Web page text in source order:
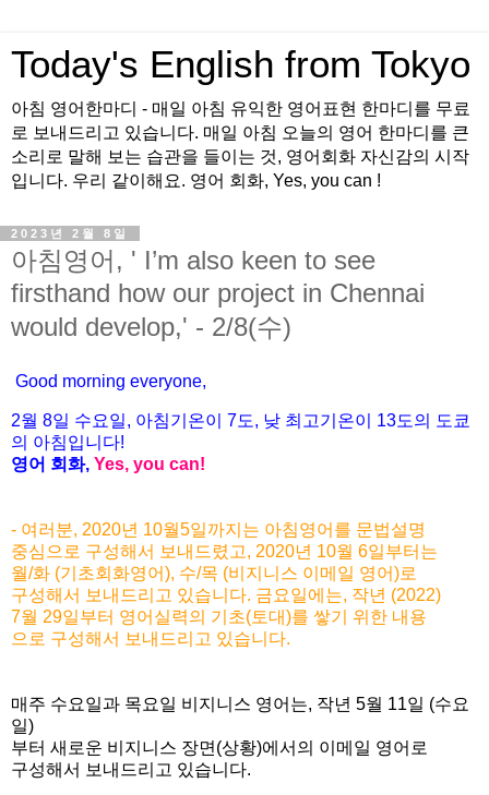
Today's English from Tokyo
아침 영어한마디 - 매일 아침 유익한 영어표현 한마디를 무료
로 보내드리고 있습니다. 매일 아침 오늘의 영어 한마디를 큰
소리로 말해 보는 습관을 들이는 것, 영어회화 자신감의 시작
입니다. 우리 같이해요. 영어 회화, Yes, you can !
2023년 2월 8일
아침영어, ' I’m also keen to see
firsthand how our project in Chennai
would develop,' - 2/8(수)
Good morning everyone,
2월 8일 수요일, 아침기온이 7도, 낮 최고기온이
13도의 도쿄
의 아침입니다!
영어 회화, Yes, you can!
- 여러분, 2020년 10월5일까지는 아침영어를 문법설명
중심으로 구성해서 보내드렸고, 2020년 10월 6일부터는
월/화 (기초회화영어), 수/목 (비지니스 이메일 영어)로
구성해서 보내드리고 있습니다. 금요일에는, 작년 (2022)
7월 29일부터 영어실력의 기초(토대)를 쌓기 위한 내용
으로 구성해서 보내드리고 있습니다.
매주 수요일과 목요일 비지니스 영어는, 작년 5월 11일 (수요
일)
부터 새로운 비지니스 장면(상황)에서의 이메일 영어로
구성해서 보내드리고 있습니다.